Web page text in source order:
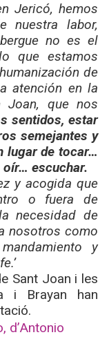
Jericó, hemos
nuestra labor,
no es el
que estamos
de
atención en la
Joan, que nos
sentidos, estar
semejantes y
lugar de tocar…
oír… escuchar.
y acogida que
o fuera de
necesidad de
nosotros como
y
Sant Joan i les
i Brayan han
d’Antonio